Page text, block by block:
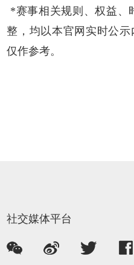
*赛事相关规则、权益、
整，均以本官网实时公
仅作参考。
社交媒体平台